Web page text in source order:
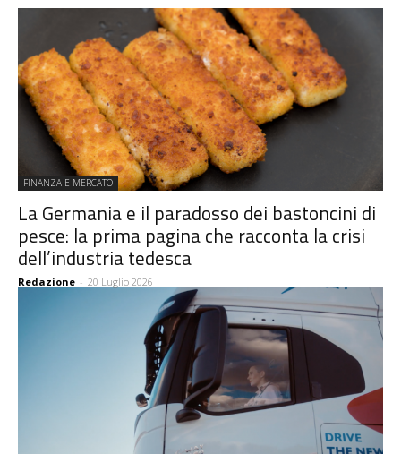
FINANZA E MERCATO
La Germania e il paradosso dei bastoncini di
pesce: la prima pagina che racconta la crisi
dell’industria tedesca
Redazione - 20 Luglio 2026